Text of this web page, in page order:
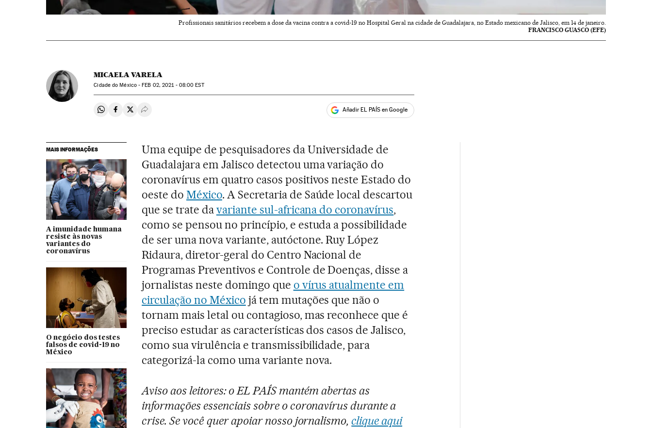
Profissionais sanitários recebem a dose da vacina contra a covid-19 no Hospital Geral na cidade de Guadalajara, no Estado mexicano de Jalisco, em 14 de janeiro.
FRANCISCO GUASCO (EFE)
MICAELA VARELA
Cidade do México -FEB 02, 2021 - 08:00 EST
Compartir en Whatsapp
Compartir en Facebook
Compartir en Twitter
Desplegar Redes Sociales Añadir EL PAÍS en Google
MAIS INFORMAÇÕES
A imunidade humana
resiste às novas
variantes do
coronavírus
O negócio dos testes
falsos de covid-19 no
México
Uma equipe de pesquisadores da Universidade de
Guadalajara em Jalisco detectou uma variação do
coronavírus em quatro casos positivos neste Estado do
oeste do México. A Secretaria de Saúde local descartou
que se trate davariante sul-africana do coronavírus,
como se pensou no princípio, e estuda a possibilidade
de ser uma nova variante, autóctone. Ruy López
Ridaura, diretor-geral do Centro Nacional de
Programas Preventivos e Controle de Doenças, disse a
jornalistas neste domingo que o vírus atualmente em
circulação no México já tem mutações que não o
tornam mais letal ou contagioso, mas reconhece que é
preciso estudar as características dos casos de Jalisco,
como sua virulência e transmissibilidade, para
categorizá-la como uma variante nova.
Aviso aos leitores: o EL PAÍS mantém abertas as
informações essenciais sobre o coronavírus durante a
crise. Se você quer apoiar nosso jornalismo, clique aqui